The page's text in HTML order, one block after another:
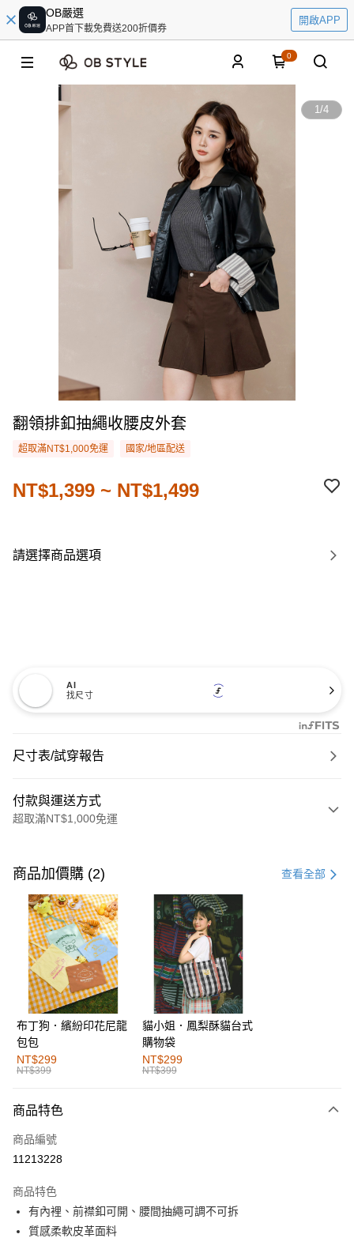
OB嚴選
APP首下載免費送200折價券
開啟APP
0
1/4
翻領排釦抽繩收腰皮外套
超取滿NT$1,000免運 國家/地區配送
NT$1,399 ~ NT$1,499
請選擇商品選項
AI
找尺寸
尺寸表/試穿報告
付款與運送方式
超取滿NT$1,000免運
信用卡一次付款
購物金
超商取貨付款
LINE Pay
街口支付
運送方式
全家取貨付款
每筆NT$60，滿NT$1,000(含以上)免運費
付款後全家取貨
萊爾富取貨付款
付款後萊爾富取貨
每筆NT$60，滿NT$1,000(含以上)免運費
商品加價購 (2) 查看全部
布丁狗．繽紛印花尼龍
包包
NT$299
NT$399
貓小姐．鳳梨酥貓台式
購物袋
NT$299
NT$399
商品特色
商品編號
11213228
商品特色
有內裡、前襟釦可開、腰間抽繩可調不可拆
質感柔軟皮革面料